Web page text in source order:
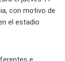
con motivo de
el estadio